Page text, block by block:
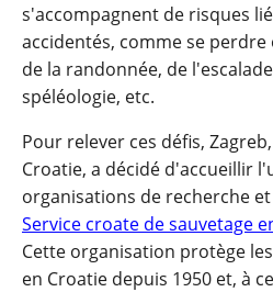
s'accompagnent de risques
accidentés, comme se
de la randonnée, de
spéléologie, etc.
Pour relever ces défis,
Croatie, a décidé d'accueillir
organisations de recherche et
Service croate de sauvetage
Cette organisation protège
en Croatie depuis 1950 et, à